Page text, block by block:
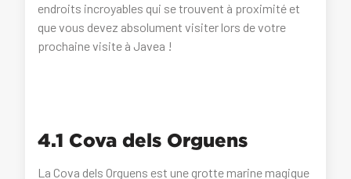
endroits incroyables qui se trouvent à proximité et
que vous devez absolument visiter lors de votre
prochaine visite à Javea !
4.1 Cova dels Orguens
La Cova dels Orguens est une grotte marine magique